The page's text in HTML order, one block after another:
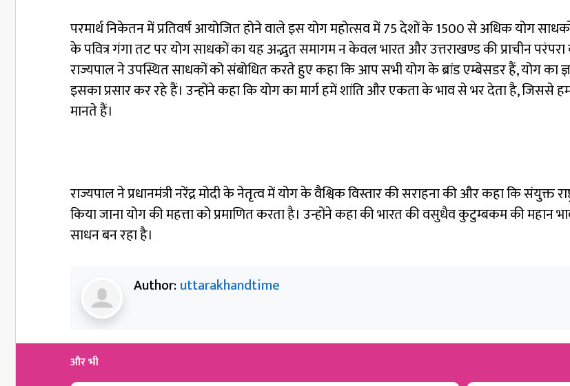
परमार्थ निकेतन में प्रतिवर्ष आयोजित होने वाले इस योग महोत्सव में 75 देशों के 1500 से अधिक योग
के पवित्र गंगा तट पर योग साधकों का यह अद्भुत समागम न केवल भारत और उत्तराखण्ड की प्राचीन परंपरा
राज्यपाल ने उपस्थित साधकों को संबोधित करते हुए कहा कि आप सभी योग के ब्रांड एम्बेसडर हैं, योग का
इसका प्रसार कर रहे हैं। उन्होंने कहा कि योग का मार्ग हमें शांति और एकता के भाव से भर देता है,
मानते हैं।
राज्यपाल ने प्रधानमंत्री नरेंद्र मोदी के नेतृत्व में योग के वैश्विक विस्तार की सराहना की और कहा कि संयुक्त
किया जाना योग की महत्ता को प्रमाणित करता है। उन्होंने कहा की भारत की वसुधैव कुटुम्बकम की महान
साधन बन रहा है।
Author:uttarakhandtime
और भी